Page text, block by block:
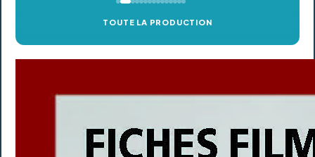
TOUTE LA PRODUCTION